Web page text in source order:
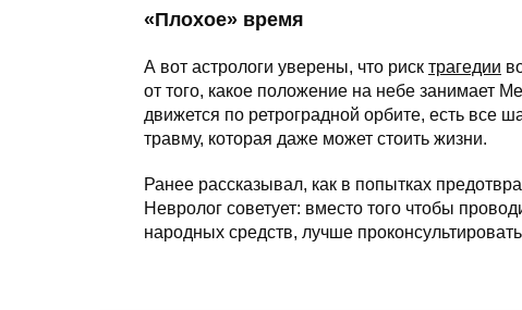
«Плохое» время
А вот астрологи уверены, что риск трагедии
от того, какое положение на небе занимает
движется по ретроградной орбите, есть все
травму, которая даже может стоить жизни.
Ранее рассказывал, как в попытках
Невролог советует: вместо того чтобы
народных средств, лучше